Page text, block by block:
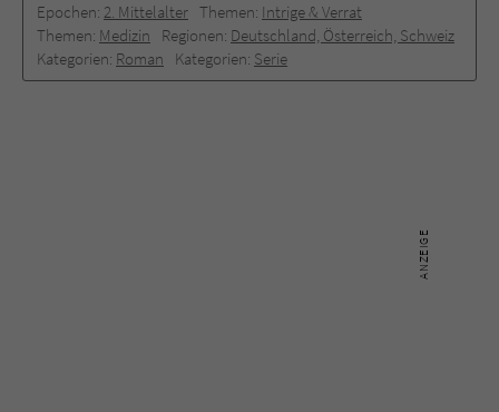
Epochen: 2. Mittelalter Themen: Intrige & Verrat
Themen: Medizin Regionen: Deutschland, Österreich, Schweiz
Kategorien: Roman Kategorien: Serie